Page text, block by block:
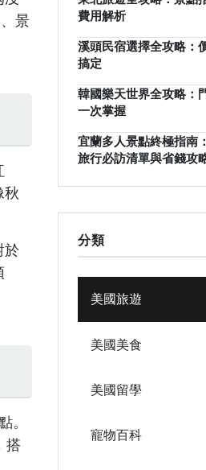
景
秋
於
。
搭
費用解析
溪頭民宿選擇全攻略：
搞定
韓國樂天世界全攻略：
一次掌握
宜蘭多人景點終極指南
旅行必訪清單與省錢攻
分類
美國旅遊
美國美食
美國留學
寵物百科